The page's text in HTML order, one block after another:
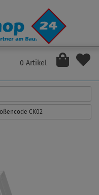
0 Artikel
CK02